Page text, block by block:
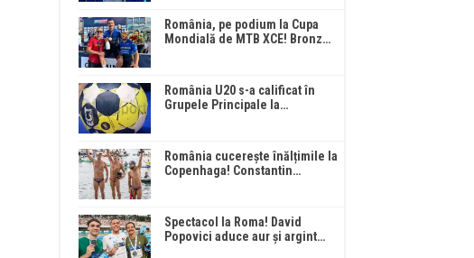
România, pe podium la Cupa
Mondială de MTB XCE! Bronz…
România U20 s-a calificat în
Grupele Principale la…
România cucerește înălțimile la
Copenhaga! Constantin…
Spectacol la Roma! David
Popovici aduce aur și argint…